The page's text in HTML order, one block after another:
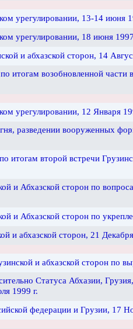
урегулировании, 13-14 июня
урегулировании, 18 июня
и абхазской сторон, 14
итогам возобновленной
урегулировании, 12 Января
разведении вооруженных
итогам второй встречи
и Абхазской сторон по
и Абхазской сторон по
и абхазской сторон, 21
и абхазской сторон по
Статуса Абхазии,
1999 г.
федерации и Грузии, 17